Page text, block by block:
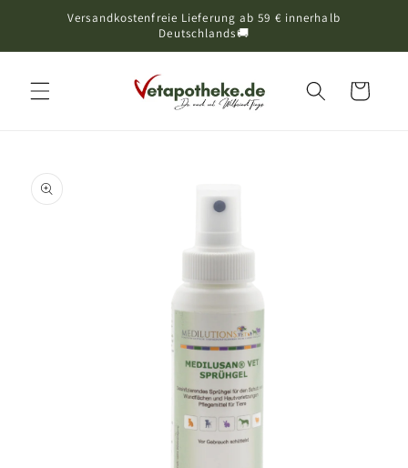
Direkt zum InhaltVersandkostenfreie Lieferung ab 59 € innerhalb
Deutschlands🚚
Warenkorb